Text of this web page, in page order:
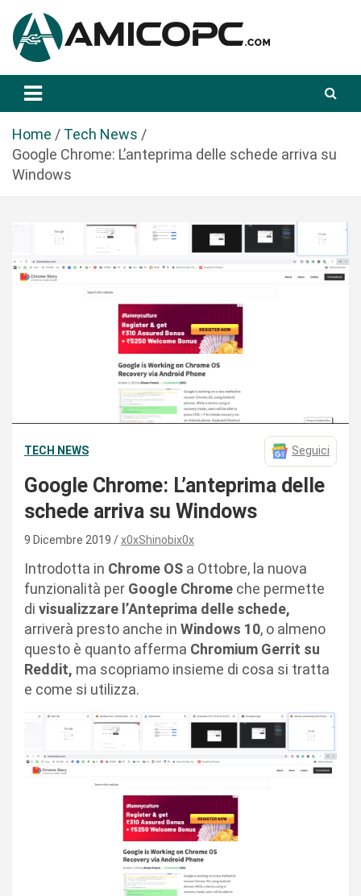
a
Amicopc.com
Home
Tech News
Google Chrome: L’anteprima delle schede arriva su
Windows
TECH NEWS Seguici
Google Chrome: L’anteprima delle
schede arriva su Windows
9 Dicembre 2019 x0xShinobix0x
Introdotta in Chrome OS a Ottobre, la nuova
funzionalità per Google Chrome che permette
di visualizzare l’Anteprima delle schede,
arriverà presto anche in Windows 10, o almeno
questo è quanto afferma Chromium Gerrit su
Reddit, ma scopriamo insieme di cosa si tratta
e come si utilizza.